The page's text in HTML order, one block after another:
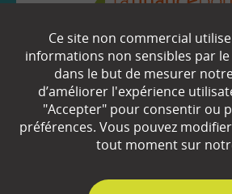
EN SAVOIR
Qui sommes-nous ?
Partenaires
Ce site non commercial
informations non sensibles par
dans le but de mesurer
d’améliorer l'expérience
"Accepter" pour consentir ou
préférences. Vous pouvez
tout moment sur